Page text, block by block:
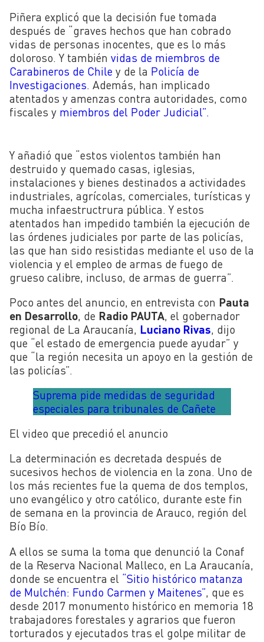
Piñera explicó que la decisión fue tomada
después de “graves hechos que han cobrado
vidas de personas inocentes, que es lo más
doloroso. Y también vidas de miembros de
Carabineros de Chile y de la Policía de
Investigaciones. Además, han implicado
atentados y amenzas contra autoridades, como
fiscales y miembros del Poder Judicial”.
Y añadió que “estos violentos también han
destruido y quemado casas, iglesias,
instalaciones y bienes destinados a actividades
industriales, agrícolas, comerciales, turísticas y
mucha infaestructrura pública. Y estos
atentados han impedido también la ejecución de
las órdenes judiciales por parte de las policías,
las que han sido resistidas mediante el uso de la
violencia y el empleo de armas de fuego de
grueso calibre, incluso, de armas de guerra”.
Poco antes del anuncio, en entrevista con Pauta
en Desarrollo, de Radio PAUTA, el gobernador
regional de La Araucanía, Luciano Rivas, dijo
que “el estado de emergencia puede ayudar” y
que “la región necesita un apoyo en la gestión de
las policías”.
Suprema pide medidas de seguridad
especiales para tribunales de Cañete
El video que precedió el anuncio
La determinación es decretada después de
sucesivos hechos de violencia en la zona. Uno de
los más recientes fue la quema de dos templos,
uno evangélico y otro católico, durante este fin
de semana en la provincia de Arauco, región del
Bío Bío.
A ellos se suma la toma que denunció la Conaf
de la Reserva Nacional Malleco, en La Araucanía,
donde se encuentra el “Sitio histórico matanza
de Mulchén: Fundo Carmen y Maitenes” , que es
desde 2017 monumento histórico en memoria 18
trabajadores forestales y agrarios que fueron
torturados y ejecutados tras el golpe militar de